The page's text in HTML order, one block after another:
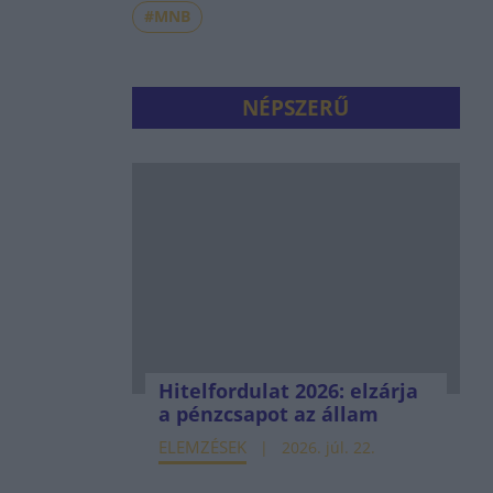
#MNB
NÉPSZERŰ
Hitelfordulat 2026: elzárja
a pénzcsapot az állam
ELEMZÉSEK 2026. júl. 22.